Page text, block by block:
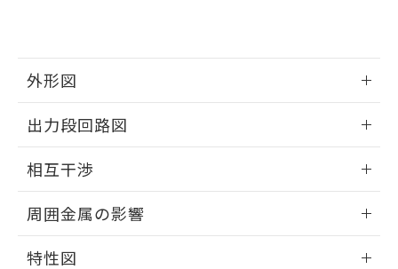
外形図
外形図
出力段回路図
出力段回路図
相互干渉
相互干渉
周囲金属の影響
特性図
品・サービスに関するお客様との取
※当社の共同利用者とは、
の共同利用に関して"
用者の範囲」に記載されている法人を
とができます。
EU RoHS指令（10物質）の非含有証明書
51物質の非含有証明書（当社基準）
※本証明書は発行日時点で非含有を証明す
るもので、過去に遡って非含有を証明する
ものではありません。
物質の対応では、対応完了までの期間は出
荷製品に未対応品が混在することから備考
欄に対応日を記載しておりました。